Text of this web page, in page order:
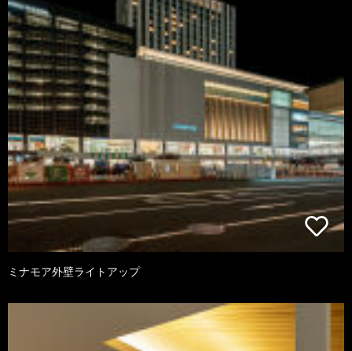
ミナモア外壁ライトアップ